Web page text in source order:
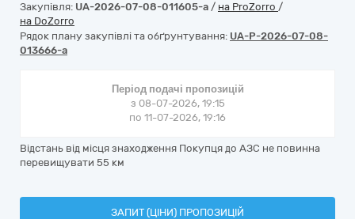
Закупівля: UA-2026-07-08-011605-a / на ProZorro /
на DoZorro
Рядок плану закупівлі та обґрунтування: UA-P-2026-07-08-
013666-a
Період подачі пропозицій
з 08-07-2026, 19:15
по 11-07-2026, 19:16
Відстань від місця знаходження Покупця до АЗС не повинна
перевищувати 55 км
ЗАПИТ (ЦІНИ) ПРОПОЗИЦІЙ